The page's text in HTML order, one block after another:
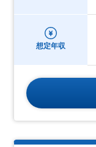
想定年収